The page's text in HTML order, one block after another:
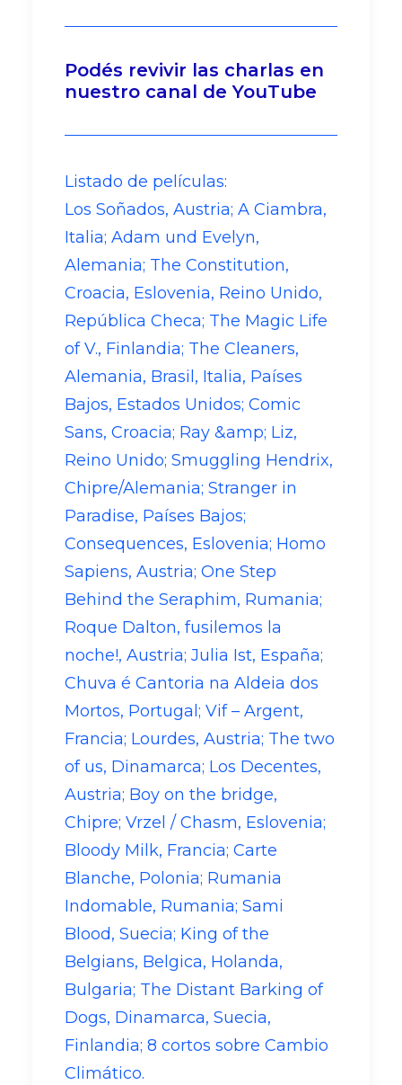
Podés revivir las charlas en
nuestro canal de YouTube
Listado de películas:
Los Soñados, Austria; A Ciambra,
Italia; Adam und Evelyn,
Alemania; The Constitution,
Croacia, Eslovenia, Reino Unido,
República Checa; The Magic Life
of V., Finlandia; The Cleaners,
Alemania, Brasil, Italia, Países
Bajos, Estados Unidos; Comic
Sans, Croacia; Ray &amp; Liz,
Reino Unido; Smuggling Hendrix,
Chipre/Alemania; Stranger in
Paradise, Países Bajos;
Consequences, Eslovenia; Homo
Sapiens, Austria; One Step
Behind the Seraphim, Rumania;
Roque Dalton, fusilemos la
noche!, Austria; Julia Ist, España;
Chuva é Cantoria na Aldeia dos
Mortos, Portugal; Vif – Argent,
Francia; Lourdes, Austria; The two
of us, Dinamarca; Los Decentes,
Austria; Boy on the bridge,
Chipre; Vrzel / Chasm, Eslovenia;
Bloody Milk, Francia; Carte
Blanche, Polonia; Rumania
Indomable, Rumania; Sami
Blood, Suecia; King of the
Belgians, Belgica, Holanda,
Bulgaria; The Distant Barking of
Dogs, Dinamarca, Suecia,
Finlandia; 8 cortos sobre Cambio
Climático.